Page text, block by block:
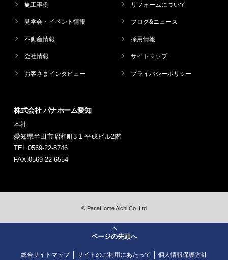
施工事例 リフォームについて
見学会・イベント情報 ブログ&ニュース
不動産情報 採用情報
会社情報 サイトマップ
お客さまインタビュー プライバシーポリシー
株式会社 パナホーム愛知
本社
愛知県半田市昭和町3-1 平成ビル2階
TEL.0569-22-8746
FAX.0569-22-6554
© PanaHome Aichi Co.,Ltd
ページの先頭へ
総合サイトマップ サイトのご利用にあたって 個人情報保護方針